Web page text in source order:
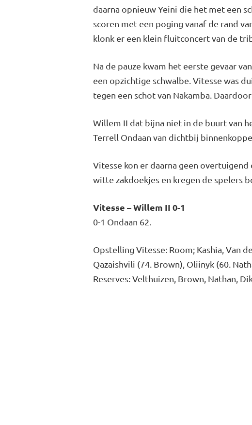
daarna opnieuw Yeini die het met een
scoren met een poging vanaf de rand
klonk er een klein fluitconcert van de
Na de pauze kwam het eerste gevaar
een opzichtige schwalbe. Vitesse was
tegen een schot van Nakamba.
Willem II dat bijna niet in de buurt van
Terrell Ondaan van dichtbij
Vitesse kon er daarna geen
witte zakdoekjes en kregen de spelers
Vitesse – Willem II 0-1
0-1 Ondaan 62.
Opstelling Vitesse: Room; Kashia, Van
Qazaishvili (74. Brown), Oliinyk (60.
Reserves: Velthuizen, Brown, Nathan,